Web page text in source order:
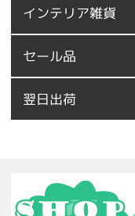
インテリア雑貨
セール品
翌日出荷